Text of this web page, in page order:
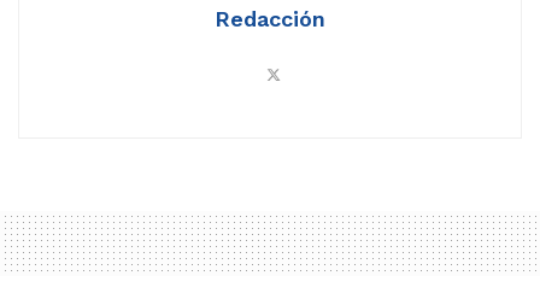
Redacción